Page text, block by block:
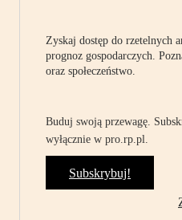
Zyskaj dostęp do rzetelnych
prognoz gospodarczych.
oraz społeczeństwo.
Buduj swoją przewagę.
wyłącznie w pro.rp.pl.
Subskrybuj!